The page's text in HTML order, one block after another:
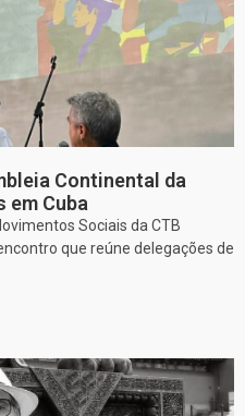
Continental da
em Cuba
Sociais da CTB
que reúne delegações de